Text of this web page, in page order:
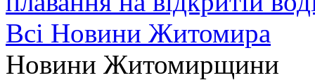
Всі Новини Житомира
Новини Житомирщини